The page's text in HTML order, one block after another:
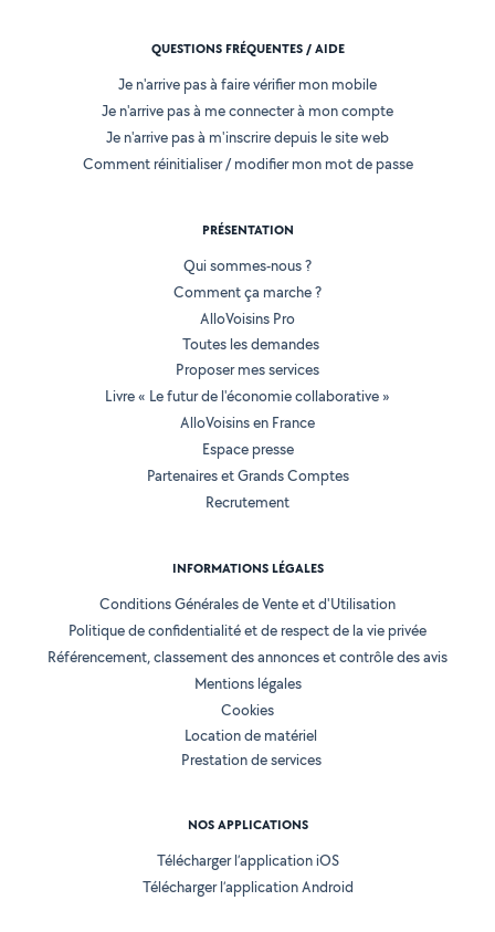
QUESTIONS FRÉQUENTES / AIDE
Je n'arrive pas à faire vérifier mon mobile
Je n'arrive pas à me connecter à mon compte
Je n'arrive pas à m'inscrire depuis le site web
Comment réinitialiser / modifier mon mot de passe
PRÉSENTATION
Qui sommes-nous ?
Comment ça marche ?
AlloVoisins Pro
Toutes les demandes
Proposer mes services
Livre « Le futur de l'économie collaborative »
AlloVoisins en France
Espace presse
Partenaires et Grands Comptes
Recrutement
INFORMATIONS LÉGALES
Conditions Générales de Vente et d'Utilisation
Politique de confidentialité et de respect de la vie privée
Référencement, classement des annonces et contrôle des avis
Mentions légales
Cookies
Location de matériel
Prestation de services
NOS APPLICATIONS
Télécharger l’application iOS
Télécharger l’application Android